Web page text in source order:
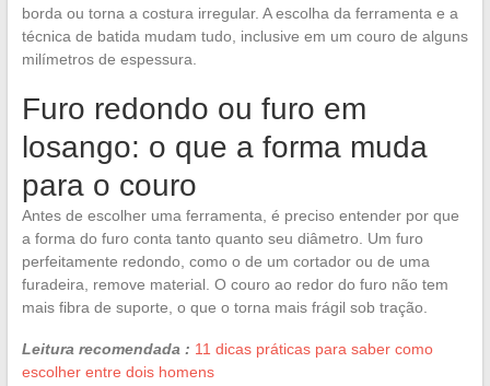
borda ou torna a costura irregular. A escolha da ferramenta e a
técnica de batida mudam tudo, inclusive em um couro de alguns
milímetros de espessura.
Furo redondo ou furo em
losango: o que a forma muda
para o couro
Antes de escolher uma ferramenta, é preciso entender por que
a forma do furo conta tanto quanto seu diâmetro. Um furo
perfeitamente redondo, como o de um cortador ou de uma
furadeira, remove material. O couro ao redor do furo não tem
mais fibra de suporte, o que o torna mais frágil sob tração.
Leitura recomendada : 11 dicas práticas para saber como
escolher entre dois homens